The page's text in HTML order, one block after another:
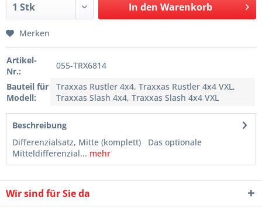
In den Warenkorb
Merken
Artikel-
Nr.:
055-TRX6814
Bauteil für
Modell:
Traxxas Rustler 4x4, Traxxas Rustler 4x4 VXL,
Traxxas Slash 4x4, Traxxas Slash 4x4 VXL
Beschreibung
Differenzialsatz, Mitte (komplett) Das optionale
Mitteldifferenzial... mehr
Wir sind für Sie da